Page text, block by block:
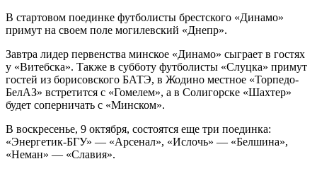
В стартовом поединке футболисты брестского «Динамо»
примут на своем поле могилевский «Днепр».
Завтра лидер первенства минское «Динамо» сыграет в гостях
у «Витебска». Также в субботу футболисты «Слуцка» примут
гостей из борисовского БАТЭ, в Жодино местное «Торпедо-
БелАЗ» встретится с «Гомелем», а в Солигорске «Шахтер»
будет соперничать с «Минском».
В воскресенье, 9 октября, состоятся еще три поединка:
«Энергетик-БГУ» — «Арсенал», «Ислочь» — «Белшина»,
«Неман» — «Славия».